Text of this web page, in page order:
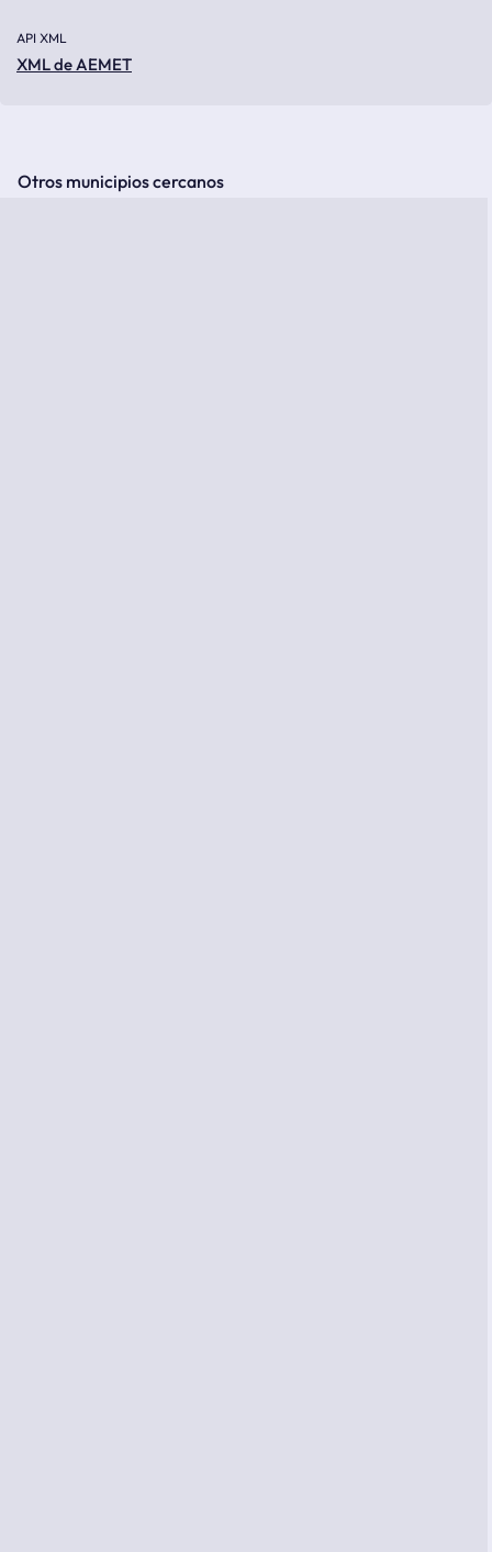
API XML
XML de AEMET
Otros municipios cercanos